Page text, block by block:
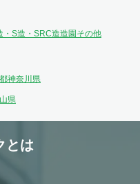
・S造・SRC造造園 その他
神奈川県
県
とは